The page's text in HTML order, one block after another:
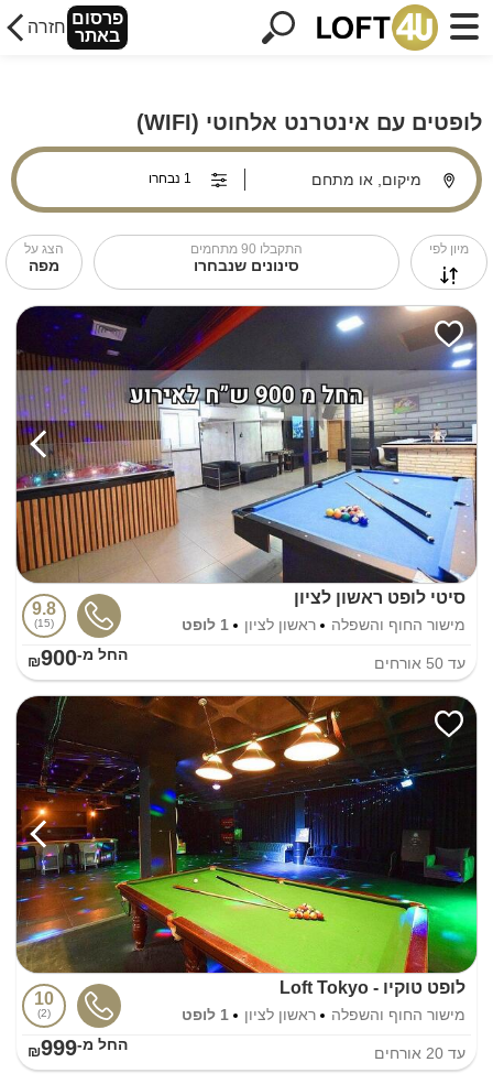
פרסום
באתר חזרה
לופטים עם אינטרנט אלחוטי (WIFI)
מיקום, או מתחם
מיון לפי התקבלו 90 מתחמים
סינונים שנבחרו
הצג על
מפה
סיטי לופט ראשון לציון
מישור החוף והשפלה ראשון לציון 1 לופט
9.8
15
עד 50 אורחים החל מ-₪900
לופט טוקיו - Loft Tokyo
מישור החוף והשפלה ראשון לציון 1 לופט
10
2
עד 20 אורחים החל מ-₪999